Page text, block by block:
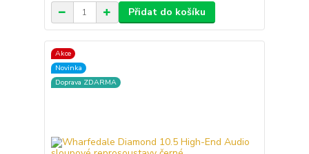
Přidat do košíku
Akce
Novinka
Doprava ZDARMA